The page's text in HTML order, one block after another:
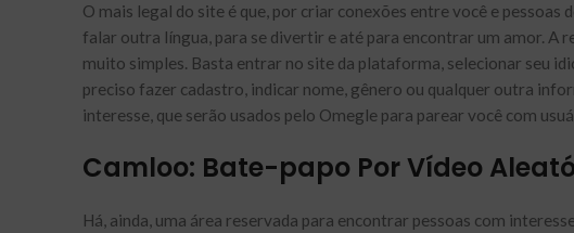
O mais legal do site é que, por criar conexões entre você e
falar outra língua, para se divertir e até para encontrar um amor. A
muito simples. Basta entrar no site da plataforma, selecionar seu
preciso fazer cadastro, indicar nome, gênero ou qualquer outra
interesse, que serão usados pelo Omegle para parear você com
Camloo: Bate-papo Por Vídeo
Há, ainda, uma área reservada para encontrar pessoas com